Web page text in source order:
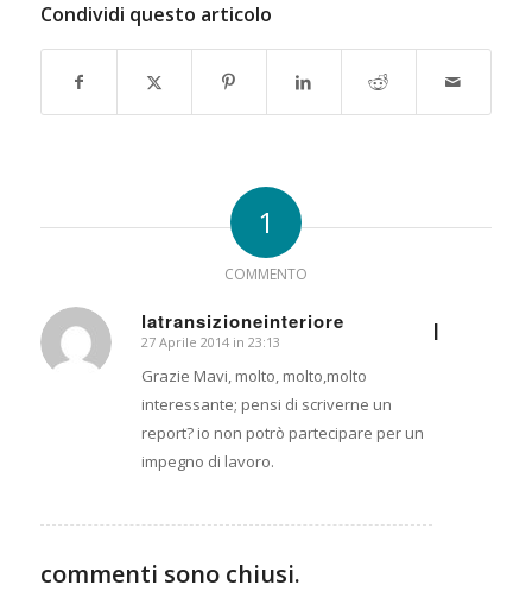
Condividi questo articolo
1
COMMENTO
latransizioneinteriore
dice:
27 Aprile 2014 in 23:13
Grazie Mavi, molto, molto,molto
interessante; pensi di scriverne un
report? io non potrò partecipare per un
impegno di lavoro.
I
commenti sono chiusi.